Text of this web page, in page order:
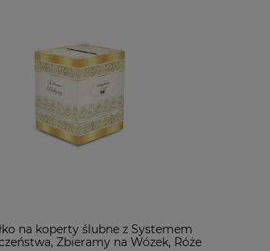
na koperty ślubne z Systemem
Zbieramy na Wózek, Róże